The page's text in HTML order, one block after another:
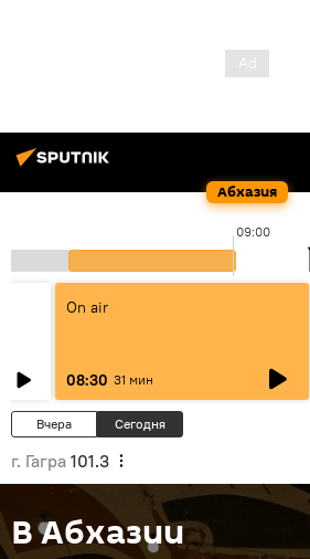
Абхазия
09:00
On air
08:30 31 мин
Вчера Сегодня
г. Гагра 101.3
В Абхазии